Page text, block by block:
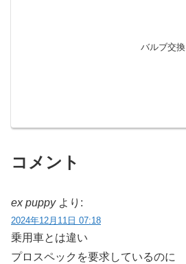
バルブ交換
コメント
ex puppy より:
2024年12月11日 07:18
乗用車とは違い
プロスペックを要求しているのに